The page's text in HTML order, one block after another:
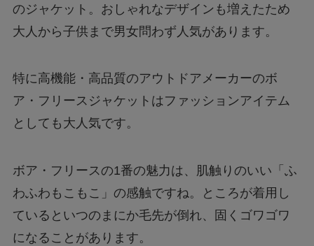
のジャケット。おしゃれなデザインも増えたため
大人から子供まで男女問わず人気があります。
特に高機能・高品質のアウトドアメーカーのボ
ア・フリースジャケットはファッションアイテム
としても大人気です。
ボア・フリースの1番の魅力は、肌触りのいい「ふ
わふわもこもこ」の感触ですね。ところが着用し
ているといつのまにか毛先が倒れ、固くゴワゴワ
になることがあります。